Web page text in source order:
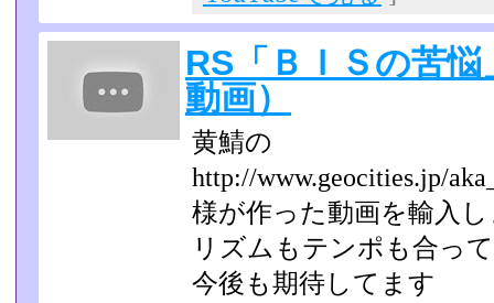
RS「ＢＩＳの苦
動画）
黄鯖の
http://www.geocities.jp/
様が作った動画を輸入
リズムもテンポも合っ
今後も期待してます